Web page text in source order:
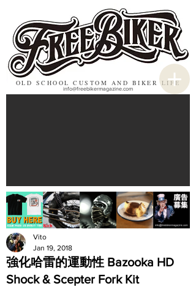
OLD SCHOOL CUSTOM AND BIKER LIFE
info@freebikermagazine.com
強化哈雷的運動性 Bazooka HD
Shock & Scepter Fork Kit
Vito
Jan 19, 2018